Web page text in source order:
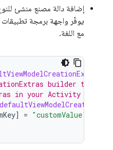
إضافة دالة مصنع منشئ
مع اللغة.
builder to add
in your Activity or
] = "customValue"